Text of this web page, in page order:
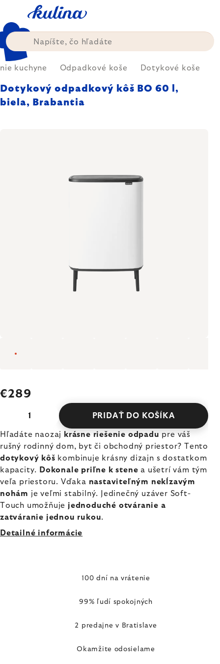
obsah
kuchyne Odpadkové koše Dotykové koše
Dotykový odpadkový kôš BO 60 l,
biela, Brabantia
€289
PRIDAŤ DO KOŠÍKA
Hľadáte naozaj krásne riešenie odpadu pre váš
rušný rodinný dom, byt či obchodný priestor? Tento
dotykový kôš kombinuje krásny dizajn s dostatkom
kapacity.
Dokonale priľne k stene a ušetrí vám tým
veľa priestoru. Vďaka nastaviteľným nekĺzavým
nohám je veľmi stabilný. Jedinečný uzáver Soft-
Touch umožňuje jednoduché otváranie a
zatváranie jednou rukou.
Detailné informácie
100 dní na vrátenie
99% ľudí spokojných
2 predajne v Bratislave
Okamžite odosielame